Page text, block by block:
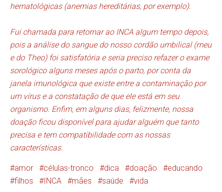
hematológicas (anemias hereditárias, por exemplo).
Fui chamada para retornar ao INCA algum tempo depois,
pois a análise do sangue do nosso cordão umbilical (meu
e do Theo) foi satisfatória e seria preciso refazer o exame
sorológico alguns meses após o parto, por conta da
janela imunológica que existe entre a contaminação por
um vírus e a constatação de que ele está em seu
organismo. Enfim, em alguns dias, felizmente, nossa
doação ficou disponível para ajudar alguém que tanto
precisa e tem compatibilidade com as nossas
características.
amor células-tronco dica doação
educando
filhos
INCA mães saúde vida